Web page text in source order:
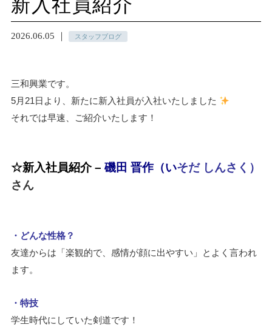
新入社員紹介
2026.06.05 ｜ スタッフブログ
三和興業です。
5月21日より、新たに新入社員が入社いたしました
それでは早速、ご紹介いたします！
☆新入社員紹介 – 磯田 晋作（いそだ しんさく）
さん
・どんな性格？
友達からは「楽観的で、感情が顔に出やすい」とよく言われ
ます。
・特技
学生時代にしていた剣道です！